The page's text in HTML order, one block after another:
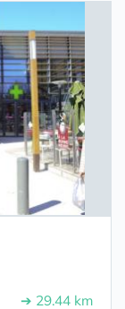
➔ 29.44 km